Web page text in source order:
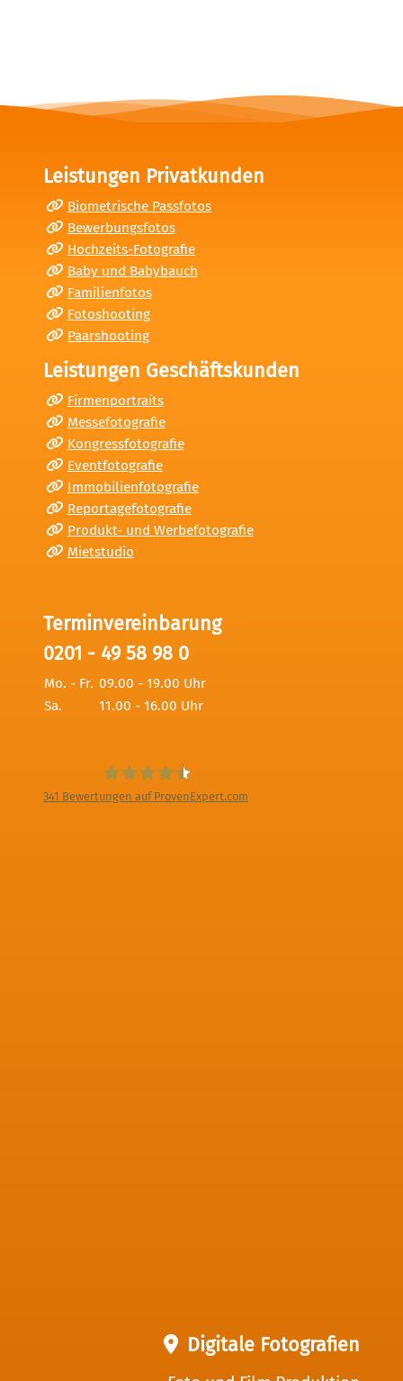
Leistungen Privatkunden
Biometrische Passfotos
Bewerbungsfotos
Hochzeits-Fotografie
Baby und Babybauch
Familienfotos
Fotoshooting
Paarshooting
Leistungen Geschäftskunden
Firmenportraits
Messefotografie
Kongressfotografie
Eventfotografie
Immobilienfotografie
Reportagefotografie
Produkt- und Werbefotografie
Mietstudio
Terminvereinbarung
0201 - 49 58 98 0
Mo. - Fr. 09.00 - 19.00 Uhr
Sa.
11.00 - 16.00 Uhr
341 Bewertungen auf ProvenExpert.com
Digitale Fotografien